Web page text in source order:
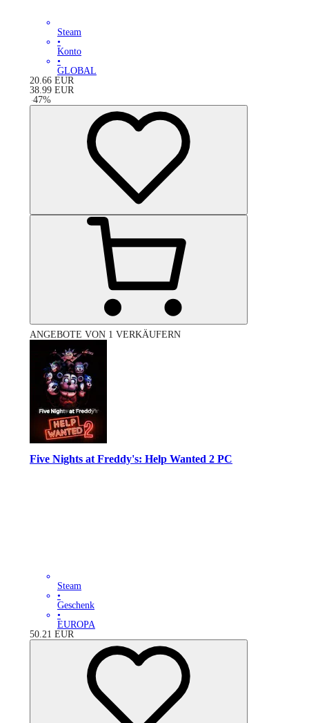
Steam
•
Konto
•
GLOBAL
20.66 EUR
38.99 EUR
-47%
ANGEBOTE VON 1 VERKÄUFERN
Five Nights at Freddy's: Help Wanted 2 PC
Steam
•
Geschenk
•
EUROPA
50.21 EUR